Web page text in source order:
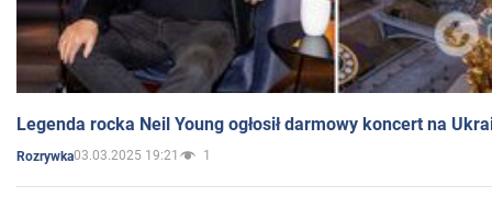
Legenda rocka Neil Young ogłosił darmowy koncert na
Rozrywka03.03.2025 19:21 1